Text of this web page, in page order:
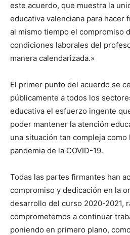
este acuerdo, que muestra la
educativa valenciana para hacer
al mismo tiempo el compromiso
condiciones laborales del
manera calendarizada.»
El primer punto del acuerdo se
públicamente a todos los
educativa el esfuerzo ingente
poder mantener la atención
una situación tan compleja
pandemia de la COVID-19.
Todas las partes firmantes han
compromiso y dedicación en la
desarrollo del curso 2020-2021,
comprometemos a continuar
poniendo en primero plano,